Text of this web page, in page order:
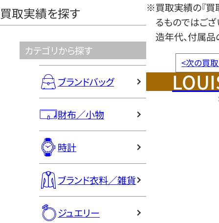
買取実績を探す
カテゴリから探す
ブランドバッグ
財布／小物
時計
ブランド衣料／雑貨
ジュエリー
※買取実績の『買
るものではござ
造年代、付属品
<次の買